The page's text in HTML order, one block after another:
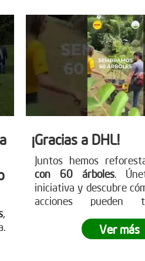
,
¡Gracias a DHL!
Juntos hemos
con 60 árboles.
iniciativa y descubre
acciones pueden
Ver más